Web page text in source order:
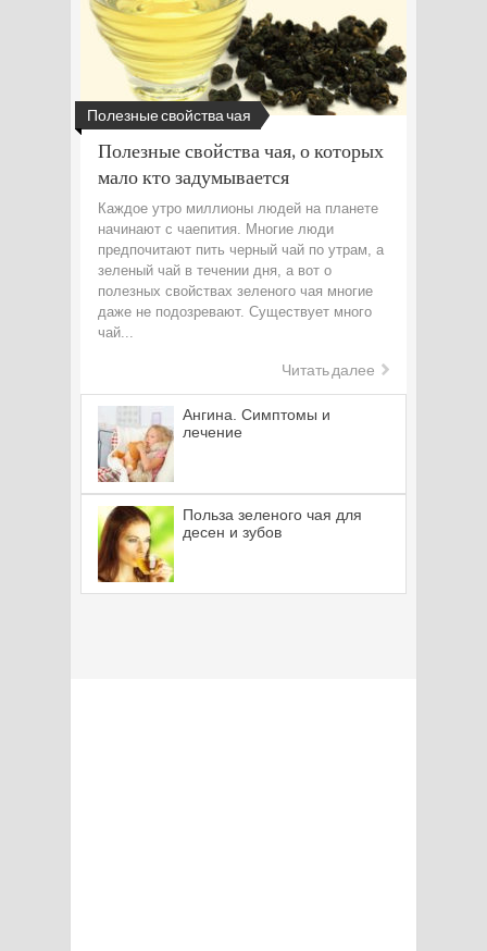
Полезные свойства чая
Полезные свойства чая, о которых
мало кто задумывается
Каждое утро миллионы людей на планете
начинают с чаепития. Многие люди
предпочитают пить черный чай по утрам, а
зеленый чай в течении дня, а вот о
полезных свойствах зеленого чая многие
даже не подозревают. Существует много
чай...
Читать далее
Ангина. Симптомы и
лечение
Польза зеленого чая для
десен и зубов